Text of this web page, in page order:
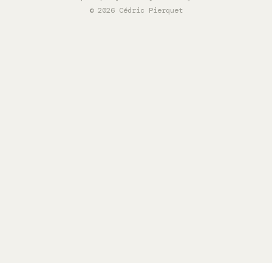
© 2026 Cédric Pierquet